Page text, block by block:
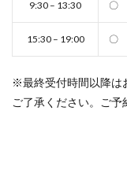
9:30 – 13:30 〇
15:30 – 19:00 〇
※最終受付時間以降は
ご了承ください。ご予